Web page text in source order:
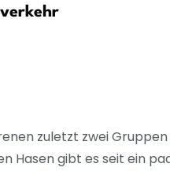
zuletzt zwei
Hasen gibt es seit ein